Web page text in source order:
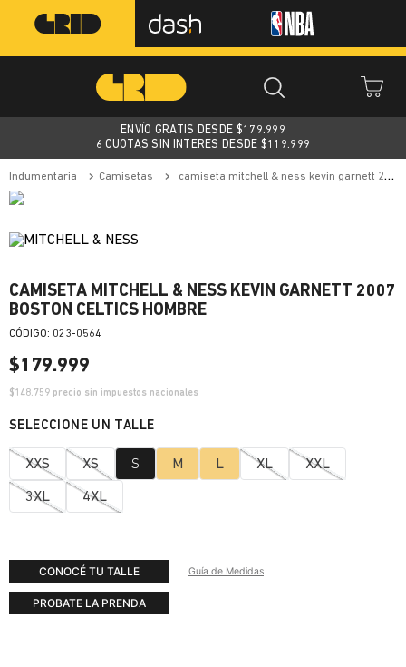
ENVÍO GRATIS DESDE $179.999
6 CUOTAS SIN INTERES DESDE $119.999
indumentaria camisetas camiseta mitchell & ness kevin garnett 2007 boston celtics hombre
CAMISETA MITCHELL & NESS KEVIN GARNETT 2007
BOSTON CELTICS HOMBRE
: 023-0564
$179.999
$148.759 precio sin impuestos nacionales
XXS XS S M L XL XXL
3XL 4XL
CONOCÉ TU TALLE Guía de Medidas
PROBATE LA PRENDA